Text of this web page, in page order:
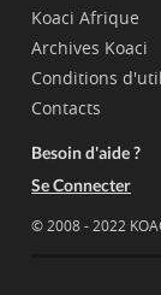
Koaci Afrique
Archives Koaci
Conditions
Contacts
Besoin d'aide ?
Se Connecter
© 2008 - 2022